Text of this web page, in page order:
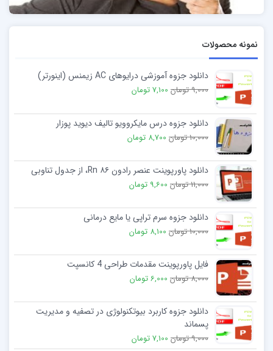
نمونه محصولات
دانلود جزوه آموزشی درایوهای AC زیمنس (اینورتر)
9,000 تومان 7,100 تومان
دانلود جزوه درس مايکروويو تالیف ديويد پوزار
10,000 تومان 8,700 تومان
دانلود پاورپوینت عنصر رادون Rn ۸۶، از جدول تناوبی
11,000 تومان 9,600 تومان
دانلود جزوه سرم تراپی یا مایع درمانی
10,000 تومان 8,100 تومان
فایل پاورپوینت مقدمات طراحی 4 کانسپت
8,000 تومان 6,000 تومان
دانلود جزوه کاربرد بیوتکنولوژی در تصفیه و مدیریت
پسماند
9,000 تومان 7,100 تومان